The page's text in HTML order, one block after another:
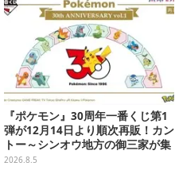
『ポケモン』30周年一番くじ第1
弾が12月14日より順次再販！カン
トー～シンオウ地方の御三家が集
まった時計、ぬいぐるみなど記念
2026.8.5